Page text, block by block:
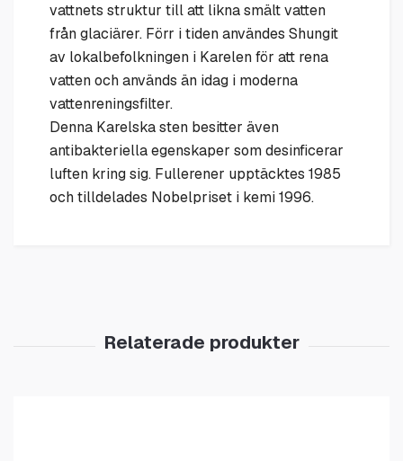
vattnets struktur till att likna smält vatten
från glaciärer. Förr i tiden användes Shungit
av lokalbefolkningen i Karelen för att rena
vatten och används än idag i moderna
vattenreningsfilter.
Denna Karelska sten besitter även
antibakteriella egenskaper som desinficerar
luften kring sig. Fullerener upptäcktes 1985
och tilldelades Nobelpriset i kemi 1996.